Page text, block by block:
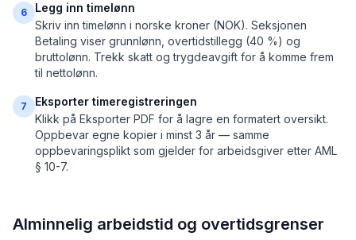
6
Legg inn timelønn
Skriv inn timelønn i norske kroner (NOK). Seksjonen
Betaling viser grunnlønn, overtidstillegg (40 %) og
bruttolønn. Trekk skatt og trygdeavgift for å komme frem
til nettolønn.
7
Eksporter timeregistreringen
Klikk på Eksporter PDF for å lagre en formatert oversikt.
Oppbevar egne kopier i minst 3 år — samme
oppbevaringsplikt som gjelder for arbeidsgiver etter AML
§ 10-7.
Alminnelig arbeidstid og overtidsgrenser